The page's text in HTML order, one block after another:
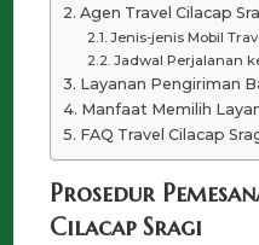
Agen Travel Cilacap
Jenis-jenis Mobil
Jadwal Perjalanan
Layanan Pengiriman
Manfaat Memilih
FAQ Travel Cilacap
Prosedur
Cilacap Sragi